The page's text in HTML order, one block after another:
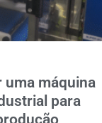
uma máquina
para